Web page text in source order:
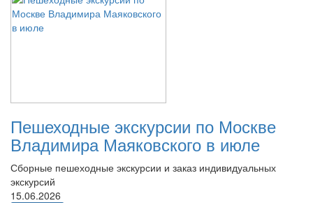
Пешеходные экскурсии по Москве
Владимира Маяковского в июле
Сборные пешеходные экскурсии и заказ индивидуальных
экскурсий
15.06.2026